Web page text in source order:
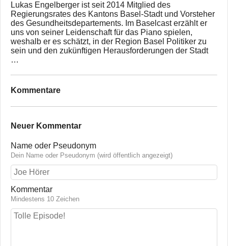
Lukas Engelberger ist seit 2014 Mitglied des
Regierungsrates des Kantons Basel-Stadt und Vorsteher
des Gesundheitsdepartements. Im Baselcast erzählt er
uns von seiner Leidenschaft für das Piano spielen,
weshalb er es schätzt, in der Region Basel Politiker zu
sein und den zukünftigen Herausforderungen der Stadt
…
Kommentare
Neuer Kommentar
Name oder Pseudonym
Dein Name oder Pseudonym (wird öffentlich angezeigt)
Kommentar
Mindestens 10 Zeichen